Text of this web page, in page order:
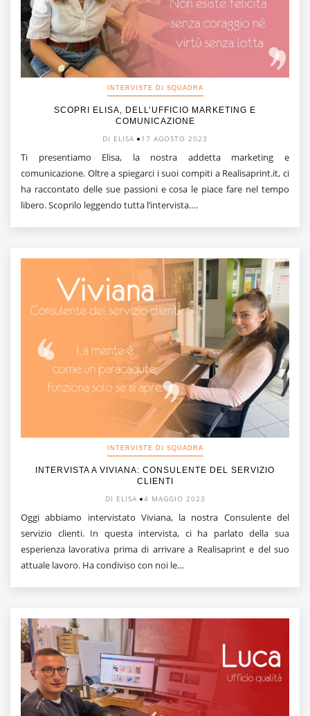
INTERVISTE DI SQUADRA
SCOPRI ELISA, DELL’UFFICIO MARKETING E
COMUNICAZIONE
DI ELISA
17 AGOSTO 2023
Ti presentiamo Elisa, la nostra addetta marketing e
comunicazione. Oltre a spiegarci i suoi compiti a Realisaprint.it, ci
ha raccontato delle sue passioni e cosa le piace fare nel tempo
libero. Scoprilo leggendo tutta l’intervista….
INTERVISTE DI SQUADRA
INTERVISTA A VIVIANA: CONSULENTE DEL SERVIZIO
CLIENTI
DI ELISA
4 MAGGIO 2023
Oggi abbiamo intervistato Viviana, la nostra Consulente del
servizio clienti. In questa intervista, ci ha parlato della sua
esperienza lavorativa prima di arrivare a Realisaprint e del suo
attuale lavoro. Ha condiviso con noi le…